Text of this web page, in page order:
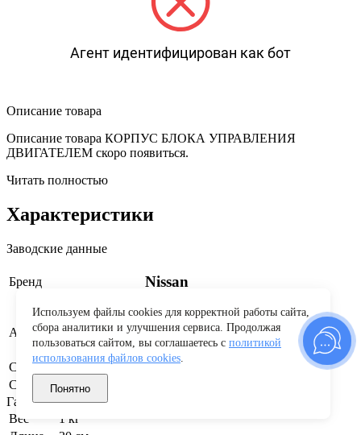
Агент идентифицирован как бот
Описание товара
Описание товара КОРПУС БЛОКА УПРАВЛЕНИЯ
ДВИГАТЕЛЕМ скоро появиться.
Читать полностью
Характеристики
Заводские данные
Бренд Nissan
Артикул производителя C284B93JA0A
Страна бренда
Япония
Страна производства
Габариты и вес
Вес
1 кг
Используем файлы cookies для корректной работы сайта,
сбора аналитики и улучшения сервиса. Продолжая
пользоваться сайтом, вы соглашаетесь с политикой
использования файлов cookies.
Понятно